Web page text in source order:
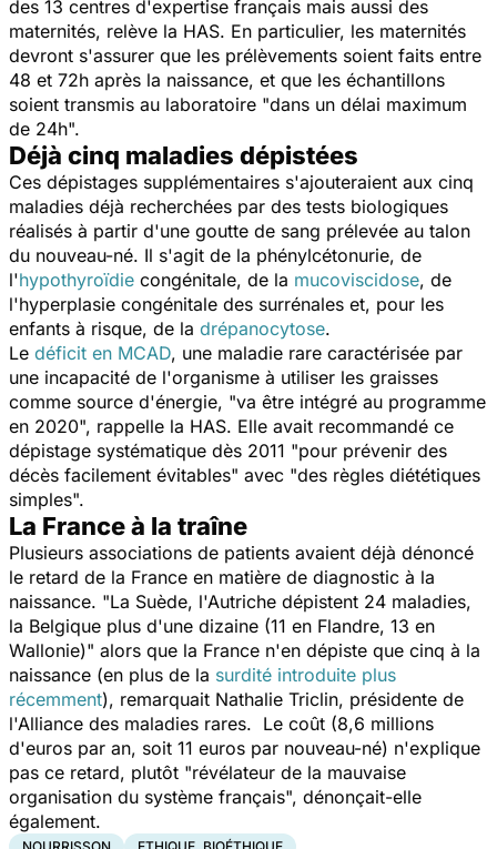
des 13 centres d'expertise français mais aussi des
maternités, relève la HAS. En particulier, les maternités
devront s'assurer que les prélèvements soient faits entre
48 et 72h après la naissance, et que les échantillons
soient transmis au laboratoire "dans un délai maximum
de 24h".
Déjà cinq maladies dépistées
Ces dépistages supplémentaires s'ajouteraient aux cinq
maladies déjà recherchées par des tests biologiques
réalisés à partir d'une goutte de sang prélevée au talon
du nouveau-né. Il s'agit de la phénylcétonurie, de
l'hypothyroïdie congénitale, de la mucoviscidose, de
l'hyperplasie congénitale des surrénales et, pour les
enfants à risque, de la drépanocytose.
Le déficit en MCAD, une maladie rare caractérisée par
une incapacité de l'organisme à utiliser les graisses
comme source d'énergie, "va être intégré au programme
en 2020", rappelle la HAS. Elle avait recommandé ce
dépistage systématique dès 2011 "pour prévenir des
décès facilement évitables" avec "des règles diététiques
simples".
La France à la traîne
Plusieurs associations de patients avaient déjà dénoncé
le retard de la France en matière de diagnostic à la
naissance. "La Suède, l'Autriche dépistent 24 maladies,
la Belgique plus d'une dizaine (11 en Flandre, 13 en
Wallonie)" alors que la France n'en dépiste que cinq à la
naissance (en plus de la surdité introduite plus
récemment), remarquait Nathalie Triclin, présidente de
l'Alliance des maladies rares. Le coût (8,6 millions
d'euros par an, soit 11 euros par nouveau-né) n'explique
pas ce retard, plutôt "révélateur de la mauvaise
organisation du système français", dénonçait-elle
également.